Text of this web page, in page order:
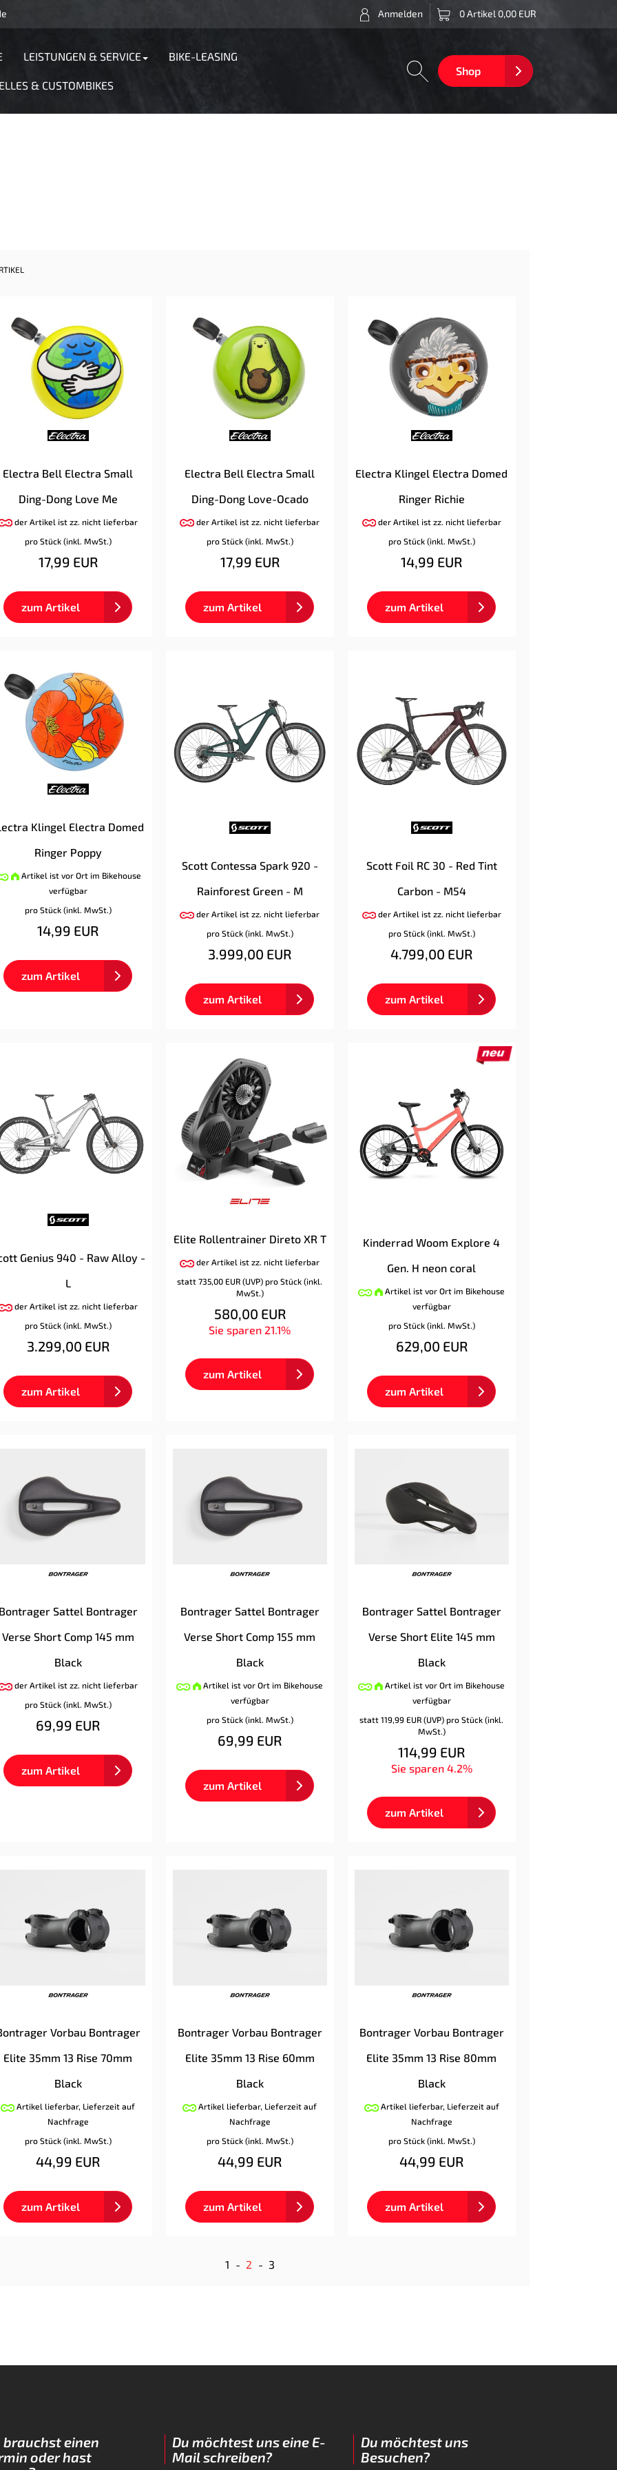
0 Artikel 0,00 EUR
Anmelden
Shop
LEISTUNGEN & SERVICE BIKE-LEASING
& CUSTOMBIKES
Electra Bell Electra Small
Ding-Dong Love Me
der Artikel ist zz. nicht lieferbar
pro Stück (inkl. MwSt.)
17,99 EUR
zum Artikel
Electra Bell Electra Small
Ding-Dong Love-Ocado
der Artikel ist zz. nicht lieferbar
pro Stück (inkl. MwSt.)
17,99 EUR
zum Artikel
Electra Klingel Electra Domed
Ringer Richie
der Artikel ist zz. nicht lieferbar
pro Stück (inkl. MwSt.)
14,99 EUR
zum Artikel
Klingel Electra Domed
Ringer Poppy
Artikel ist vor Ort im Bikehouse
verfügbar
pro Stück (inkl. MwSt.)
14,99 EUR
zum Artikel
Scott Contessa Spark 920 -
Rainforest Green - M
der Artikel ist zz. nicht lieferbar
pro Stück (inkl. MwSt.)
3.999,00 EUR
zum Artikel
Scott Foil RC 30 - Red Tint
Carbon - M54
der Artikel ist zz. nicht lieferbar
pro Stück (inkl. MwSt.)
4.799,00 EUR
zum Artikel
Genius 940 - Raw Alloy -
L
der Artikel ist zz. nicht lieferbar
pro Stück (inkl. MwSt.)
3.299,00 EUR
zum Artikel
Elite Rollentrainer Direto XR T
der Artikel ist zz. nicht lieferbar
statt735,00 EUR (UVP) pro Stück (inkl.
MwSt.)
580,00 EUR
Sie sparen 21.1%
zum Artikel
Kinderrad Woom Explore 4
Gen. H neon coral
Artikel ist vor Ort im Bikehouse
verfügbar
pro Stück (inkl. MwSt.)
629,00 EUR
zum Artikel
Sattel Bontrager
Verse Short Comp 145 mm
Black
der Artikel ist zz. nicht lieferbar
pro Stück (inkl. MwSt.)
69,99 EUR
zum Artikel
Bontrager Sattel Bontrager
Verse Short Comp 155 mm
Black
Artikel ist vor Ort im Bikehouse
verfügbar
pro Stück (inkl. MwSt.)
69,99 EUR
zum Artikel
Bontrager Sattel Bontrager
Verse Short Elite 145 mm
Black
Artikel ist vor Ort im Bikehouse
verfügbar
statt119,99 EUR (UVP) pro Stück (inkl.
MwSt.)
114,99 EUR
Sie sparen 4.2%
zum Artikel
Vorbau Bontrager
Elite 35mm 13 Rise 70mm
Black
Artikel lieferbar, Lieferzeit auf
Nachfrage
pro Stück (inkl. MwSt.)
44,99 EUR
zum Artikel
Bontrager Vorbau Bontrager
Elite 35mm 13 Rise 60mm
Black
Artikel lieferbar, Lieferzeit auf
Nachfrage
pro Stück (inkl. MwSt.)
44,99 EUR
zum Artikel
Bontrager Vorbau Bontrager
Elite 35mm 13 Rise 80mm
Black
Artikel lieferbar, Lieferzeit auf
Nachfrage
pro Stück (inkl. MwSt.)
44,99 EUR
zum Artikel
1 2 3
brauchst einen
oder hast
Du möchtest uns eine E-
Mail schreiben?
Du möchtest uns
Besuchen?